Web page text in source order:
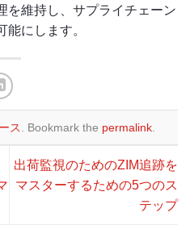
を維持し、サプライチェーン
にします。
ス . Bookmark the permalink
出荷監視のためのZIM追跡を
マスターするための5つのス
テップ